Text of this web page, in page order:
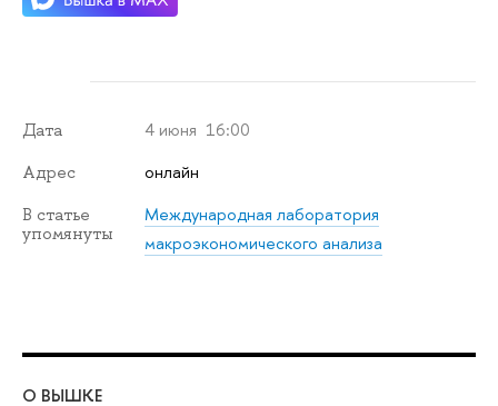
Дата 4 июня 16:00
Адрес онлайн
В статье
упомянуты
Международная лаборатория
макроэкономического анализа
О ВЫШКЕ